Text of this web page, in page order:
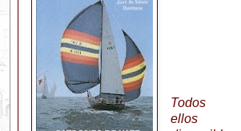
Todos
ellos